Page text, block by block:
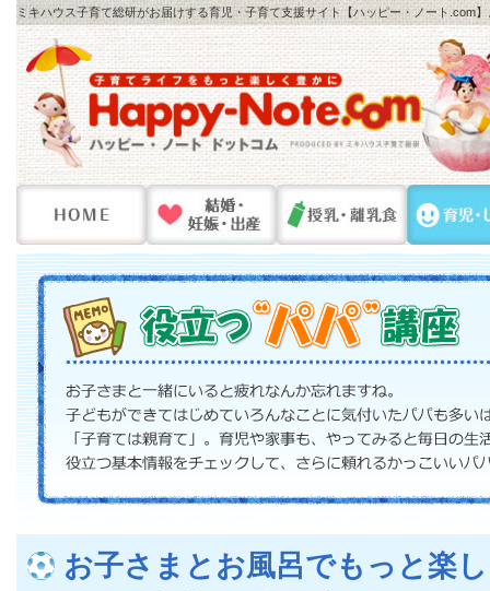
ミキハウス子育て総研がお届けする育児・子育て支援サイト【ハッピー・ノート
お子さまとお風呂でもっと楽